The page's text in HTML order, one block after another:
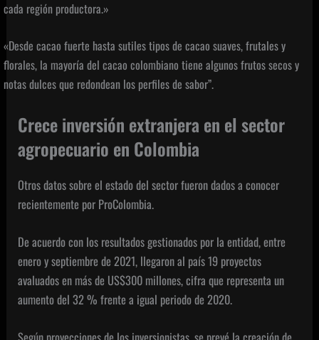
cada región productora.»
«Desde cacao fuerte hasta sutiles tipos de cacao suaves, frutales y
florales, la mayoría del cacao colombiano tiene algunos frutos secos y
notas dulces que redondean los perfiles de sabor”.
Crece inversión extranjera en el sector
agropecuario en Colombia
Otros datos sobre el estado del sector fueron dados a conocer
recientemente por ProColombia.
De acuerdo con los resultados gestionados por la entidad, entre
enero y septiembre de 2021, llegaron al país 19 proyectos
avaluados en más de US$300 millones, cifra que representa un
aumento del 32 % frente a igual periodo de 2020.